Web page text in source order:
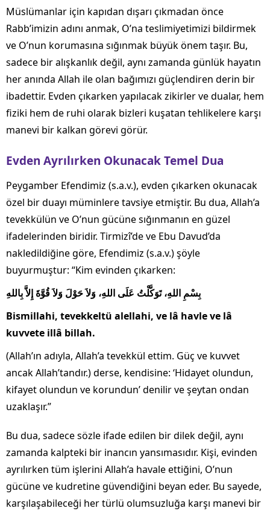
Müslümanlar için kapıdan dışarı çıkmadan önce
Rabb’imizin adını anmak, O’na teslimiyetimizi bildirmek
ve O’nun korumasına sığınmak büyük önem taşır. Bu,
sadece bir alışkanlık değil, aynı zamanda günlük hayatın
her anında Allah ile olan bağımızı güçlendiren derin bir
ibadettir. Evden çıkarken yapılacak zikirler ve dualar, hem
fiziki hem de ruhi olarak bizleri kuşatan tehlikelere karşı
manevi bir kalkan görevi görür.
Evden Ayrılırken Okunacak Temel Dua
Peygamber Efendimiz (s.a.v.), evden çıkarken okunacak
özel bir duayı müminlere tavsiye etmiştir. Bu dua, Allah’a
tevekkülün ve O’nun gücüne sığınmanın en güzel
ifadelerinden biridir. Tirmizî’de ve Ebu Davud’da
nakledildiğine göre, Efendimiz (s.a.v.) şöyle
buyurmuştur: “Kim evinden çıkarken:
بِسْمِ اللهِ، تَوَكَّلْتُ عَلَى اللهِ، وَلاَ حَوْلَ وَلاَ قُوَّةَ إِلاَّ بِاللهِ
Bismillahi, tevekkeltü alellahi, ve lâ havle ve lâ
kuvvete illâ billah.
(Allah’ın adıyla, Allah’a tevekkül ettim. Güç ve kuvvet
ancak Allah’tandır.) derse, kendisine: ‘Hidayet olundun,
kifayet olundun ve korundun’ denilir ve şeytan ondan
uzaklaşır.”
Bu dua, sadece sözle ifade edilen bir dilek değil, aynı
zamanda kalpteki bir inancın yansımasıdır. Kişi, evinden
ayrılırken tüm işlerini Allah’a havale ettiğini, O’nun
gücüne ve kudretine güvendiğini beyan eder. Bu sayede,
karşılaşabileceği her türlü olumsuzluğa karşı manevi bir